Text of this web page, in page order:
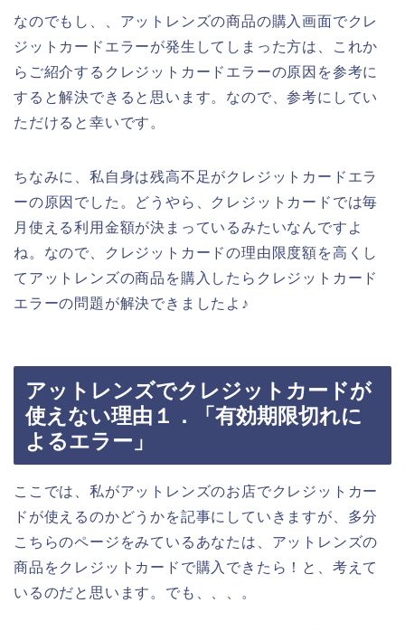
なのでもし、、アットレンズの商品の購入画面でクレ
ジットカードエラーが発生してしまった方は、これか
らご紹介するクレジットカードエラーの原因を参考に
すると解決できると思います。なので、参考にしてい
ただけると幸いです。
ちなみに、私自身は残高不足がクレジットカードエラ
ーの原因でした。どうやら、クレジットカードでは毎
月使える利用金額が決まっているみたいなんですよ
ね。なので、クレジットカードの理由限度額を高くし
てアットレンズの商品を購入したらクレジットカード
エラーの問題が解決できましたよ♪
アットレンズでクレジットカードが
使えない理由１．「有効期限切れに
よるエラー」
ここでは、私がアットレンズのお店でクレジットカー
ドが使えるのかどうかを記事にしていきますが、多分
こちらのページをみているあなたは、アットレンズの
商品をクレジットカードで購入できたら！と、考えて
いるのだと思います。でも、、、。